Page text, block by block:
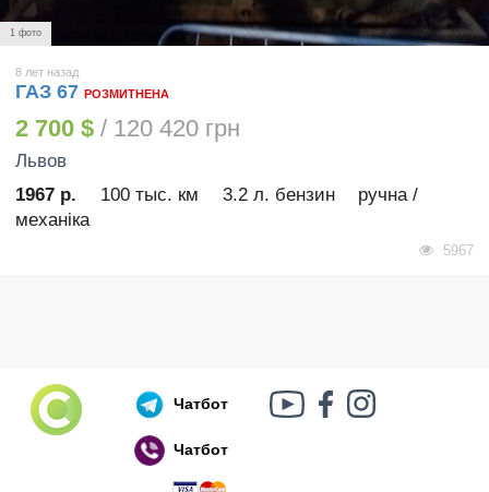
Російський воєнний корабель, іди нах..й!
1 фото
8 лет назад
ГАЗ 67 РОЗМИТНЕНА
2 700 $ / 120 420 грн
Львов
1967 р.
100 тыс. км 3.2 л. бензин
ручна /
механіка
5967
Чатбот
Чатбот